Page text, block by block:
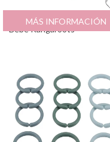
Colgador para Carrito
Bebé Kangaroots
MÁS INFORMACIÓN